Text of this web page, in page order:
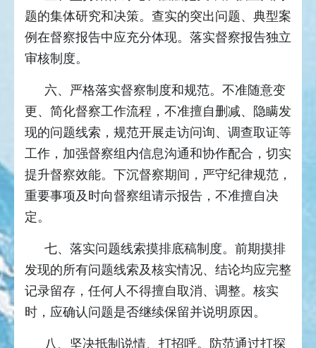
题的集体研究和决策。查实的突出问题、典型案
例在督察报告中应充分体现。落实督察报告独立
审核制度。
六、严格落实督察制度和规范。不准随意变
更、简化督察工作流程，不准擅自删减、隐瞒发
现的问题线索，规范开展走访问询、调查取证等
工作，加强督察组内信息沟通和协作配合，切实
提升督察效能。下沉督察期间，严守纪律规范，
重要事项及时向督察组请示报告，不准擅自决
定。
七、落实问题线索摸排底稿制度。前期摸排
发现的所有问题线索及核实情况、结论均应完整
记录留存，任何人不得擅自取消、调整。核实
时，应确认问题是否继续保留并说明原因。
八、坚决抵制说情、打招呼。防范通过打探